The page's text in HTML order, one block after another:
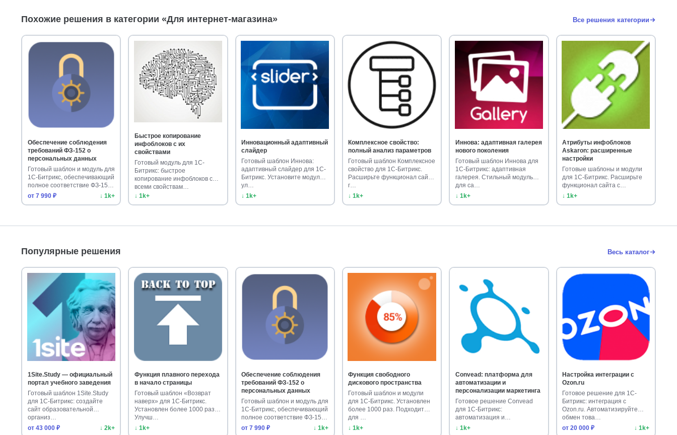
Похожие решения в категории «Для интернет-магазина» Все решения категории
Обеспечение соблюдения
требований ФЗ-152 о
персональных данных
Готовый шаблон и модуль для
1С-Битрикс, обеспечивающий
полное соответствие ФЗ-15…
от 7 990 ₽
↓ 1k+
Быстрое копирование
инфоблоков с их
свойствами
Готовый модуль для 1С-
Битрикс: быстрое
копирование инфоблоков со
всеми свойствам…
↓ 1k+
Инновационный адаптивный
слайдер
Готовый шаблон Иннова:
адаптивный слайдер для 1С-
Битрикс. Установите модуль и
ул…
↓ 1k+
Комплексное свойство:
полный анализ параметров
Готовый шаблон Комплексное
свойство для 1С-Битрикс.
Расширьте функционал сайта
г…
↓ 1k+
Иннова: адаптивная галерея
нового поколения
Готовый шаблон Иннова для
1С-Битрикс: адаптивная
галерея. Стильный модуль
для са…
↓ 1k+
Атрибуты инфоблоков
Askaron: расширенные
настройки
Готовые шаблоны и модули
для 1С-Битрикс. Расширьте
функционал сайта с
решением А…
↓ 1k+
Популярные решения Весь каталог
1Site.Study — официальный
портал учебного заведения
Готовый шаблон 1Site.Study
для 1С-Битрикс: создайте
сайт образовательной
организ…
от 43 000 ₽
↓ 2k+
Функция плавного перехода
в начало страницы
Готовый шаблон «Возврат
наверх» для 1С-Битрикс.
Установлен более 1000 раз.
Улучш…
↓ 1k+
Обеспечение соблюдения
требований ФЗ-152 о
персональных данных
Готовый шаблон и модуль для
1С-Битрикс, обеспечивающий
полное соответствие ФЗ-15…
от 7 990 ₽
↓ 1k+
Функция свободного
дискового пространства
Готовый шаблон и модули
для 1С-Битрикс. Установлен
более 1000 раз. Подходит
для …
↓ 1k+
Convead: платформа для
автоматизации и
персонализации маркетинга
Готовое решение Convead
для 1С-Битрикс:
автоматизация и
персонализация маркетинг…
↓ 1k+
Настройка интеграции с
Ozon.ru
Готовое решение для 1С-
Битрикс: интеграция с
Ozon.ru. Автоматизируйте
обмен това…
от 20 000 ₽
↓ 1k+